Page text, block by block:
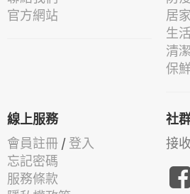
官方網站
居
生
清
保
線上服務
會員註冊 / 登入
忘記密碼
服務條款
社
接